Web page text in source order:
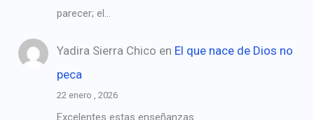
parecer; el…
Yadira Sierra Chico en El que nace de Dios no
peca
22 enero , 2026
Excelentes estas enseñanzas